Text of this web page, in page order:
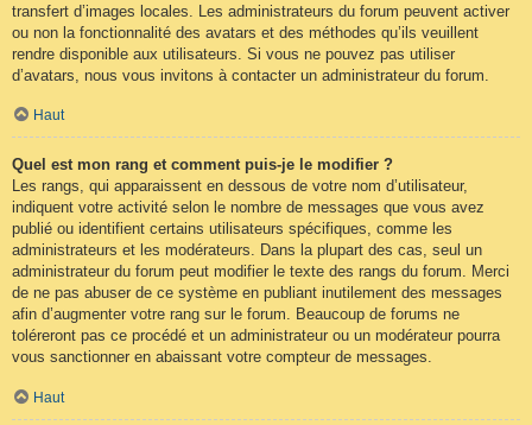
transfert d’images locales. Les administrateurs du forum peuvent activer
ou non la fonctionnalité des avatars et des méthodes qu’ils veuillent
rendre disponible aux utilisateurs. Si vous ne pouvez pas utiliser
d’avatars, nous vous invitons à contacter un administrateur du forum.
Haut
Quel est mon rang et comment puis-je le modifier ?
Les rangs, qui apparaissent en dessous de votre nom d’utilisateur,
indiquent votre activité selon le nombre de messages que vous avez
publié ou identifient certains utilisateurs spécifiques, comme les
administrateurs et les modérateurs. Dans la plupart des cas, seul un
administrateur du forum peut modifier le texte des rangs du forum. Merci
de ne pas abuser de ce système en publiant inutilement des messages
afin d’augmenter votre rang sur le forum. Beaucoup de forums ne
toléreront pas ce procédé et un administrateur ou un modérateur pourra
vous sanctionner en abaissant votre compteur de messages.
Haut